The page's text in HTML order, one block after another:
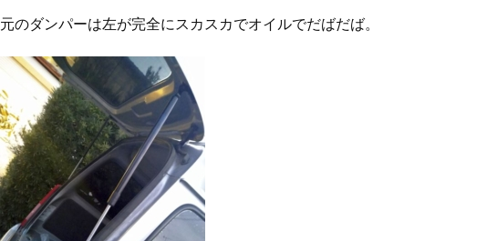
元のダンパーは左が完全にスカスカでオイルでだばだば。